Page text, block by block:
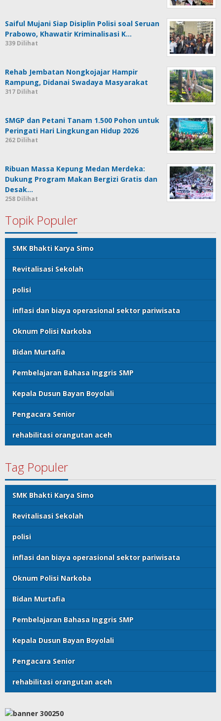
Saiful Mujani Siap Disiplin Polisi soal Seruan
Prabowo, Khawatir Kriminalisasi K…
339 Dilihat
Rehab Jembatan Nongkojajar Hampir
Rampung, Didanai Swadaya Masyarakat
317 Dilihat
SMGP dan Petani Tanam 1.500 Pohon untuk
Peringati Hari Lingkungan Hidup 2026
262 Dilihat
Ribuan Massa Kepung Medan Merdeka:
Dukung Program Makan Bergizi Gratis dan
Desak…
258 Dilihat
Topik Populer
SMK Bhakti Karya Simo
Revitalisasi Sekolah
polisi
inflasi dan biaya operasional sektor pariwisata
Oknum Polisi Narkoba
Bidan Murtafia
Pembelajaran Bahasa Inggris SMP
Kepala Dusun Bayan Boyolali
Pengacara Senior
rehabilitasi orangutan aceh
Tag Populer
SMK Bhakti Karya Simo
Revitalisasi Sekolah
polisi
inflasi dan biaya operasional sektor pariwisata
Oknum Polisi Narkoba
Bidan Murtafia
Pembelajaran Bahasa Inggris SMP
Kepala Dusun Bayan Boyolali
Pengacara Senior
rehabilitasi orangutan aceh